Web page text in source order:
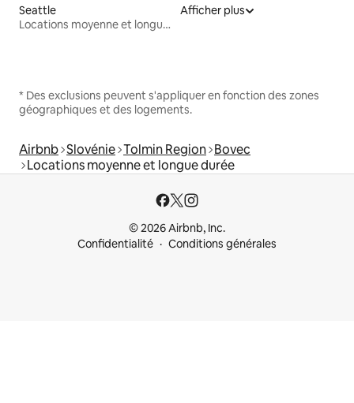
Seattle
Locations moyenne et longue durée
Afficher plus
* Des exclusions peuvent s'appliquer en fonction des zones
géographiques et des logements.
Airbnb Slovénie Tolmin Region Bovec
Locations moyenne et longue durée
© 2026 Airbnb, Inc.
Confidentialité
Conditions générales